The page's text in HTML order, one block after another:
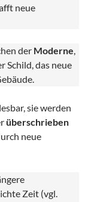
neue
der Moderne,
Schild, das neue
sie werden
überschrieben
neue
Zeit (vgl.